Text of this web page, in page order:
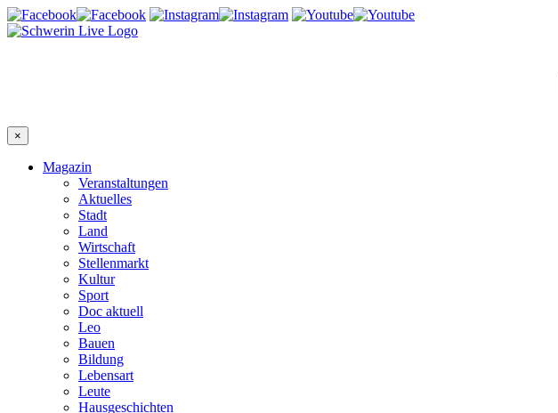
×
Magazin
Veranstaltungen
Aktuelles
Stadt
Land
Wirtschaft
Stellenmarkt
Kultur
Sport
Doc aktuell
Leo
Bauen
Bildung
Lebensart
Leute
Hausgeschichten